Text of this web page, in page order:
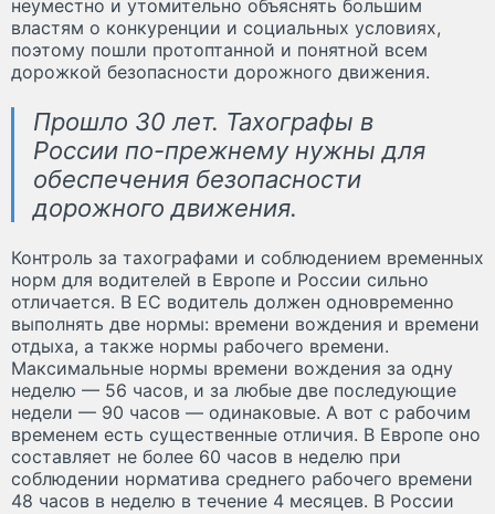
неуместно и утомительно объяснять большим
властям о конкуренции и социальных условиях,
поэтому пошли протоптанной и понятной всем
дорожкой безопасности дорожного движения.
Прошло 30 лет. Тахографы в
России по-прежнему нужны для
обеспечения безопасности
дорожного движения.
Контроль за тахографами и соблюдением временных
норм для водителей в Европе и России сильно
отличается. В ЕС водитель должен одновременно
выполнять две нормы: времени вождения и времени
отдыха, а также нормы рабочего времени.
Максимальные нормы времени вождения за одну
неделю — 56 часов, и за любые две последующие
недели — 90 часов — одинаковые. А вот с рабочим
временем есть существенные отличия. В Европе оно
составляет не более 60 часов в неделю при
соблюдении норматива среднего рабочего времени
48 часов в неделю в течение 4 месяцев. В России